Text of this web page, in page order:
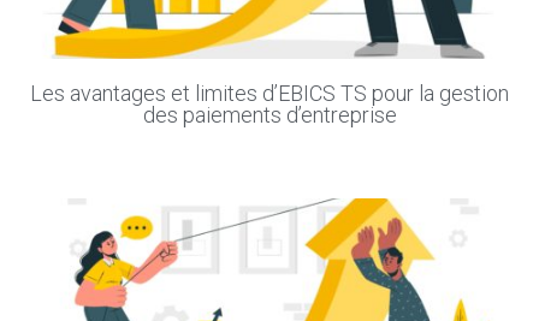
Les avantages et limites d’EBICS TS pour la gestion
des paiements d’entreprise